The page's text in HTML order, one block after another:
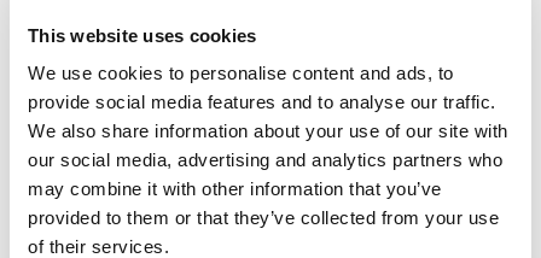
This website uses cookies
We use cookies to personalise content and ads, to
provide social media features and to analyse our traffic.
We also share information about your use of our site with
our social media, advertising and analytics partners who
may combine it with other information that you’ve
provided to them or that they’ve collected from your use
of their services.
comme destination culinaire. D'où que vous veniez,
préféré dans l'un des restaurants de classe mondiale
de Samui, sous la houlette de chefs extrêmement
talentueux et novateurs, en plus de la célèbre cuisine
thaïlandaise traditionnelle et des restaurants de
fusion à la mode, avec d'innombrables saveurs à
découvrir. Chaque restaurant de Koh Samui possède
sa propre atmosphère.